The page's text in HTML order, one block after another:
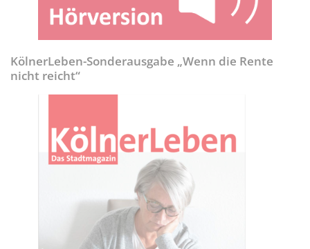
KölnerLeben-Sonderausgabe „Wenn die Rente
nicht reicht“